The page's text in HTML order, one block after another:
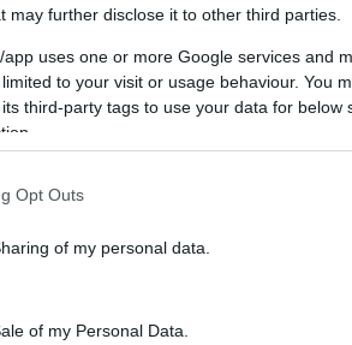
may further disclose it to other third parties.
uses one or more Google services and
to your visit or usage behaviour. You
third-party tags to use your data for below
Opt Outs
of my personal data.
of my Personal Data.
공 목적으로만 제공됩니다. 여기에 있는
전문 의료진과 상담하세요.